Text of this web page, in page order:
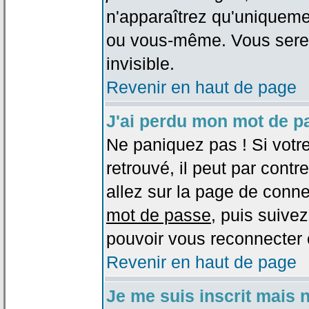
n'apparaîtrez
ou vous-même. Vous
invisible.
Revenir en haut de page
J'ai perdu mon mot de
Ne paniquez pas ! Si
retrouvé, il peut par
allez sur la page de
mot de passe, puis
pouvoir vous
Revenir en haut de page
Je me suis inscrit mais